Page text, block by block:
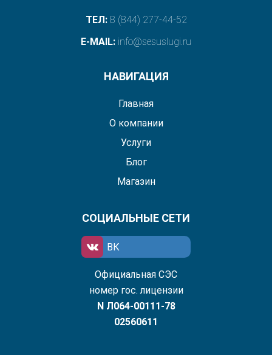
ТЕЛ: 8 (844) 277-44-52
E-MAIL: info@sesuslugi.ru
НАВИГАЦИЯ
Главная
О компании
Услуги
Блог
Магазин
СОЦИАЛЬНЫЕ СЕТИ
ВК
Официальная СЭС
номер гос. лицензии
N Л064-00111-78
02560611